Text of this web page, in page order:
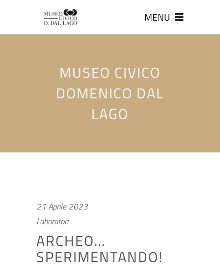
MENU
MUSEO CIVICO
DOMENICO DAL
LAGO
21 Aprile 2023
Laboratori
ARCHEO…
SPERIMENTANDO!